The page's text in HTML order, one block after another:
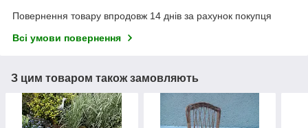
Повернення товару впродовж 14 днів за рахунок покупця
Всі умови повернення
З цим товаром також замовляють